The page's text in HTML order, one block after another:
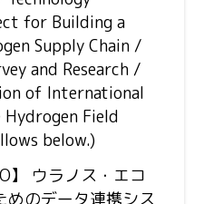
for Building a
Supply Chain /
and Research /
of International
Field
below.)
】 ウラノス・エコ
めのデータ連携シス